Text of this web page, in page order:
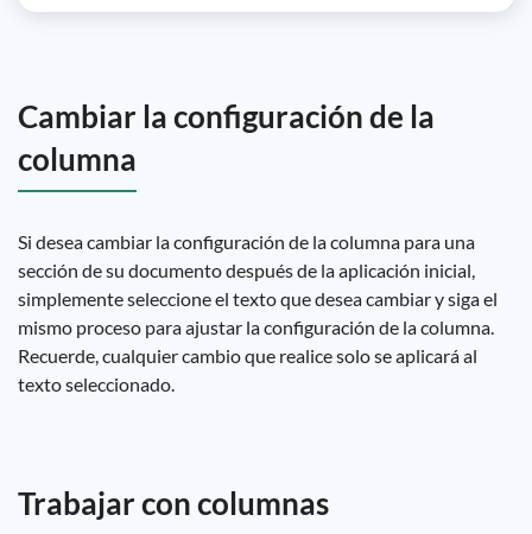
Cambiar la configuración de la
columna
Si desea cambiar la configuración de la columna para una
sección de su documento después de la aplicación inicial,
simplemente seleccione el texto que desea cambiar y siga el
mismo proceso para ajustar la configuración de la columna.
Recuerde, cualquier cambio que realice solo se aplicará al
texto seleccionado.
Trabajar con columnas